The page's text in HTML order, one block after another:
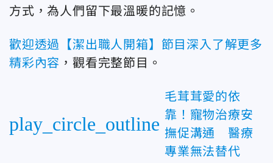
方式，為人們留下最溫暖的記憶。
歡迎透過【潔出職人開箱】節目深入了解更多
精彩內容 ，觀看完整節目。
play_circle_outline
毛茸茸愛的依
靠！寵物治療安
撫促溝通 醫療
專業無法替代